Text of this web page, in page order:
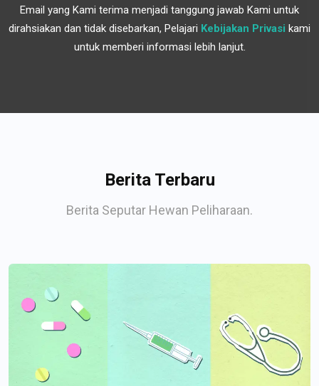
Email yang Kami terima menjadi tanggung jawab Kami untuk
dirahsiakan dan tidak disebarkan, Pelajari Kebijakan Privasi kami
untuk memberi informasi lebih lanjut.
Berita Terbaru
Berita Seputar Hewan Peliharaan.